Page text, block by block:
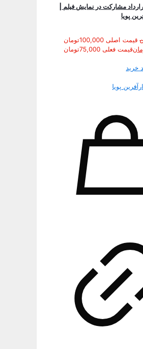
مشارکت در نمایش فیلم |
پویا
قیمت اصلی 100,000تومان
قیمت فعلی 75,000تومان